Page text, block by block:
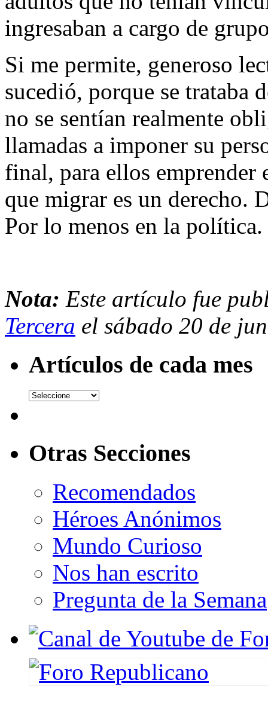
ingresaban a cargo de
Si me permite, generoso
sucedió, porque se trataba
no se sentían realmente
llamadas a imponer su
final, para ellos emprender
que migrar es un derecho.
Por lo menos en la política.
Nota: Este artículo fue
Tercera el sábado 20 de
Artículos de cada mes
Otras Secciones
Recomendados
Héroes Anónimos
Mundo Curioso
Nos han escrito
Pregunta de la Semana